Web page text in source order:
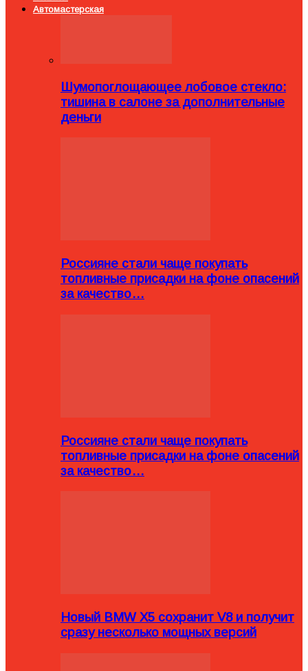
Автомастерская
Шумопоглощающее лобовое стекло:
тишина в салоне за дополнительные
деньги
Россияне стали чаще покупать
топливные присадки на фоне опасений
за качество…
Россияне стали чаще покупать
топливные присадки на фоне опасений
за качество…
Новый BMW X5 сохранит V8 и получит
сразу несколько мощных версий